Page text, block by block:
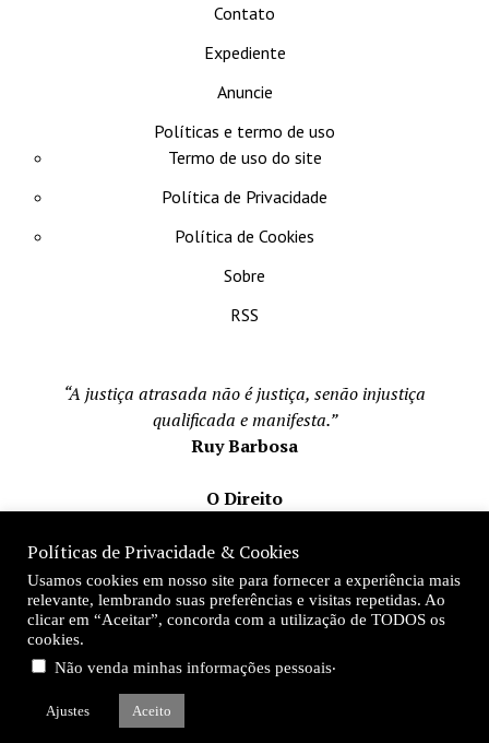
Contato
Expediente
Anuncie
Políticas e termo de uso
Termo de uso do site
Política de Privacidade
Política de Cookies
Sobre
RSS
“A justiça atrasada não é justiça, senão injustiça
qualificada e manifesta.”
Ruy Barbosa
O Direito
Mateus Matos
Fundador e Editor-Chefe
Desde 1996
Políticas de Privacidade & Cookies
Usamos cookies em nosso site para fornecer a experiência mais
relevante, lembrando suas preferências e visitas repetidas. Ao
clicar em “Aceitar”, concorda com a utilização de TODOS os
cookies.
Não venda minhas informações pessoais.
Ajustes Aceito